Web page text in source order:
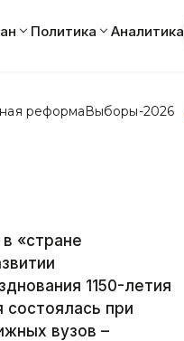
Политика Аналитика
реформаВыборы-2026
«стране
1150-летия
при
вузов –